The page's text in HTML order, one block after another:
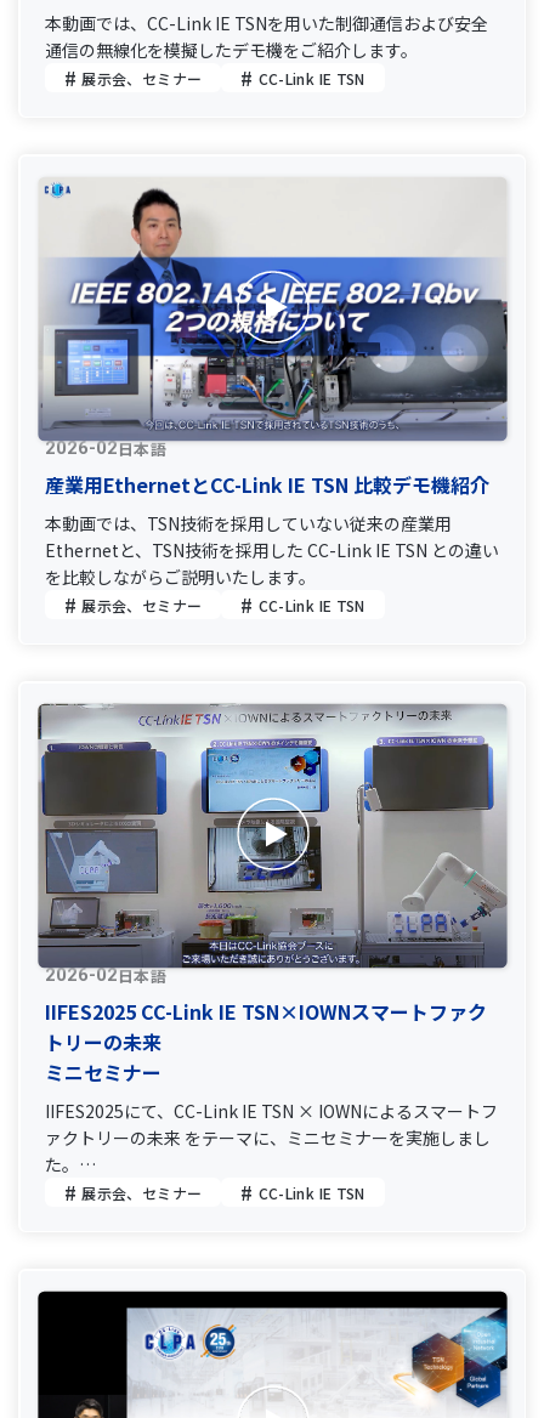
本動画では、CC-Link IE TSNを用いた制御通信および安全
通信の無線化を模擬したデモ機をご紹介します。
展示会、セミナー CC-Link IE TSN
2026-02日本語
産業用EthernetとCC-Link IE TSN 比較デモ機紹介
本動画では、TSN技術を採用していない従来の産業用
Ethernetと、TSN技術を採用した CC-Link IE TSN との違い
を比較しながらご説明いたします。
展示会、セミナー CC-Link IE TSN
2026-02日本語
IIFES2025 CC-Link IE TSN×IOWNスマートファク
トリーの未来
ミニセミナー
IIFES2025にて、CC-Link IE TSN × IOWNによるスマートフ
ァクトリーの未来 をテーマに、ミニセミナーを実施しまし
た。
本動画では、そのミニセミナーの内容をご紹介します。
いただけます。
また、以下のURLより本動画内で使用している資料をご覧
いただけます。
ぜひ、資料とあわせてご視聴ください。
展示会、セミナー CC-Link IE TSN